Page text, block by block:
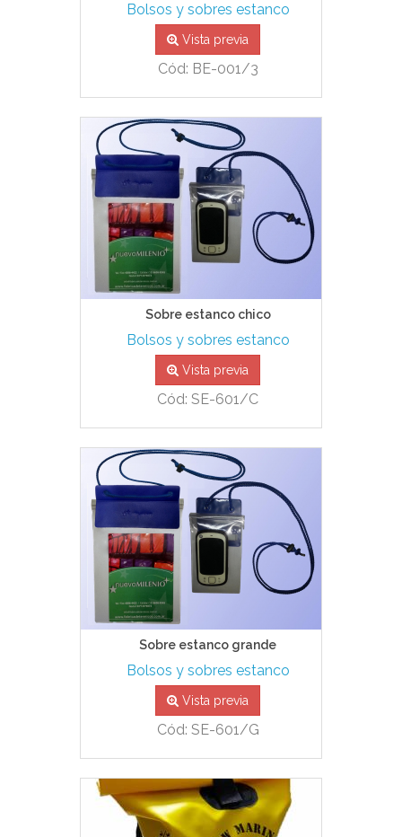
Bolsos y sobres estanco
Vista previa
Cód: BE-001/3
Sobre estanco chico
Bolsos y sobres estanco
Vista previa
Cód: SE-601/C
Sobre estanco grande
Bolsos y sobres estanco
Vista previa
Cód: SE-601/G